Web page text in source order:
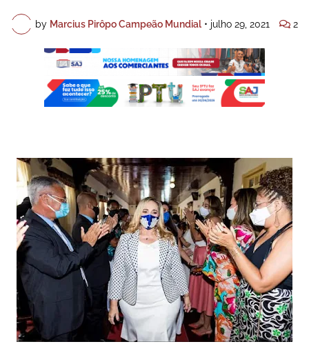
by Marcius Pirôpo Campeão Mundial • julho 29, 2021 2